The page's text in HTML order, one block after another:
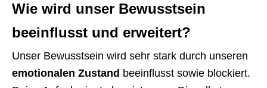
Wie wird unser Bewusstsein
beeinflusst und erweitert?
Unser Bewusstsein wird sehr stark durch unseren
emotionalen Zustand beeinflusst sowie blockiert.